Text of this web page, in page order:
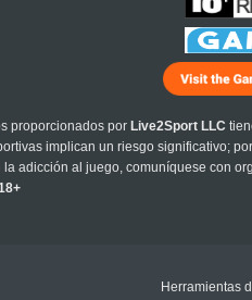
proporcionados por Live2Sport LLC
implican un riesgo significativo;
adicción al juego, comuníquese con
Herramientas